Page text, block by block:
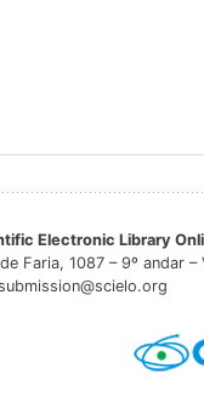
Electronic Library
Faria, 1087 – 9º andar